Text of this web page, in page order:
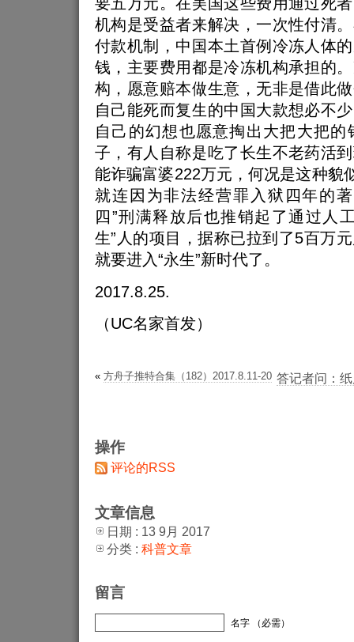
机构是受益者来解决，一次性付清
付款机制，中国本土首例冷冻人体
钱，主要费用都是冷冻机构承担的
构，愿意赔本做生意，无非是借此
自己能死而复生的中国大款想必不
自己的幻想也愿意掏出大把大把的
子，有人自称是吃了长生不老药活
能诈骗富婆222万元，何况是这种貌
就连因为非法经营罪入狱四年的
四”刑满释放后也推销起了通过人
生”人的项目，据称已拉到了5百万
就要进入“永生”新时代了。
2017.8.25.
（UC名家首发）
« 方舟子推特合集（182）2017.8.11-20 答记者问：
操作
评论的RSS
文章信息
日期 : 13 9月 2017
分类 : 科普文章
留言
名字 （必需）